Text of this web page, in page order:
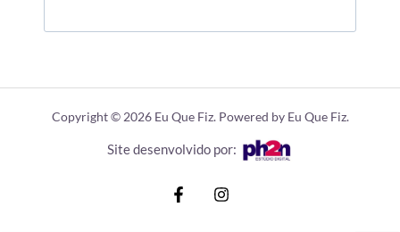
Copyright © 2026 Eu Que Fiz. Powered by Eu Que Fiz.
Site desenvolvido por: